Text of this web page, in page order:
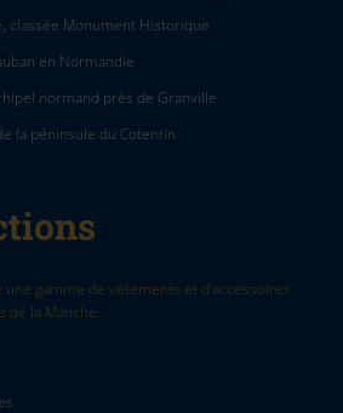
classée Monument Historique
en Normandie
normand près de Granville
la péninsule du Cotentin
une gamme de vêtements et d'accessoires
de la Manche.